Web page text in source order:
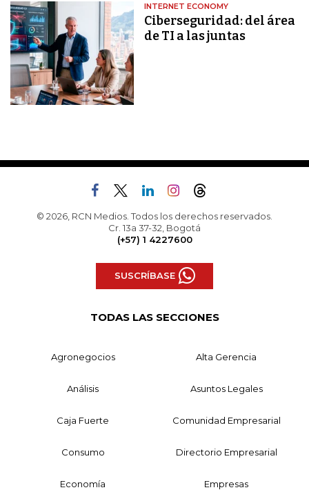
INTERNET ECONOMY
Ciberseguridad: del área
de TI a las juntas
© 2026, RCN Medios. Todos los derechos reservados.
Cr. 13a 37-32, Bogotá
(+57) 1 4227600
SUSCRÍBASE
TODAS LAS SECCIONES
Agronegocios Alta Gerencia
Análisis Asuntos Legales
Caja Fuerte Comunidad Empresarial
Consumo Directorio Empresarial
Economía Empresas